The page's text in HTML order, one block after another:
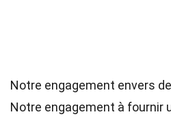
Notre engagement envers
Notre engagement à fournir